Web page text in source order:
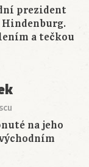
prezident
Hindenburg.
a tečkou
na jeho